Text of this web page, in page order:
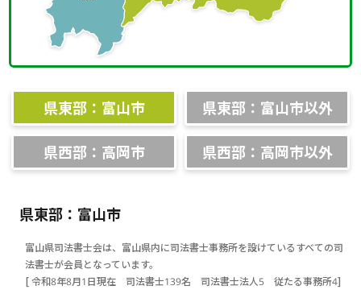
県東部：富山市 県東部：富山市以外
県西部：高岡市 県西部：高岡市以外
県東部：富山市
富山県司法書士会は、富山県内に司法書士事務所を設けているすべての司
法書士が会員となっています。
[ 令和8年8月1日現在 司法書士139名 司法書士法人5 従たる事務所4]
相談会情報・お知らせ
サイトマップ